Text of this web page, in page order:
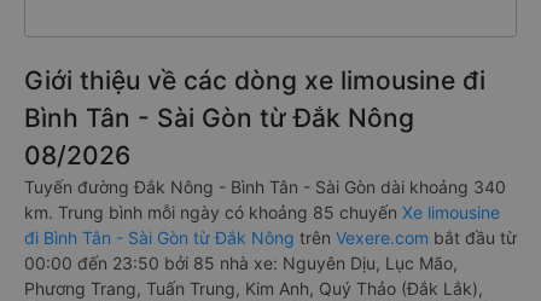
Giới thiệu về các dòng xe limousine đi
Bình Tân - Sài Gòn từ Đắk Nông
08/2026
Tuyến đường Đắk Nông - Bình Tân - Sài Gòn dài khoảng 340
km. Trung bình mỗi ngày có khoảng 85 chuyến Xe limousine
đi Bình Tân - Sài Gòn từ Đắk Nông trên Vexere.com bắt đầu từ
00:00 đến 23:50 bởi 85 nhà xe: Nguyên Dịu, Lục Mão,
Phương Trang, Tuấn Trung, Kim Anh, Quý Thảo (Đắk Lắk),